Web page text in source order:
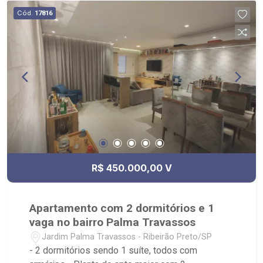
Academia Esporte Físico Fitness.
Cód. 17816
R$ 450.000,00 V
Apartamento com 2 dormitórios e 1
vaga no bairro Palma Travassos
Jardim Palma Travassos - Ribeirão Preto/SP
- 2 dormitórios sendo 1 suíte, todos com